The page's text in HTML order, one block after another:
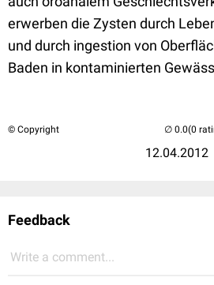
erwerben die Zysten durch
und durch ingestion von
Baden in kontaminierten
© Copyright
12.04.2012
(0
Feedback
Write a comment...